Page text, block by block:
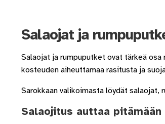
Salaojat ja
Salaojat ja rumpuputket ovat tärkeä
kosteuden aiheuttamaa rasitusta ja
Sarokkaan valikoimasta löydät salaojat,
Salaojitus auttaa